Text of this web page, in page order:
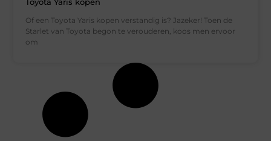
Of een Toyota Yaris kopen verstandig is? Jazeker! Toen de
Starlet van Toyota begon te verouderen, koos men ervoor
om